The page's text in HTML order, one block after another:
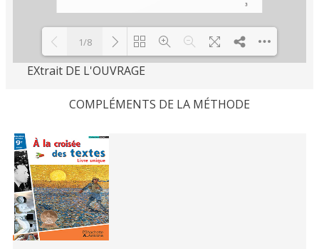
1/8
EXtrait DE L'OUVRAGE
COMPLÉMENTS DE LA MÉTHODE
Related
Books